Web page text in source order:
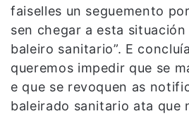
faiselles un seguemento
sen chegar a esta
baleiro sanitario”. E
queremos impedir que se
e que se revoquen as
baleirado sanitario ata que